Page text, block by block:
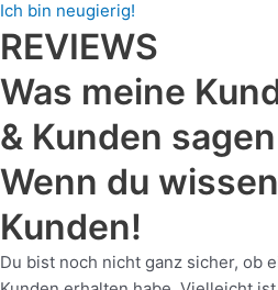
Ich bin neugierig!
REVIEWS
Was meine
& Kunden sagen
Wenn du
Kunden!
Du bist noch nicht ganz sicher, ob